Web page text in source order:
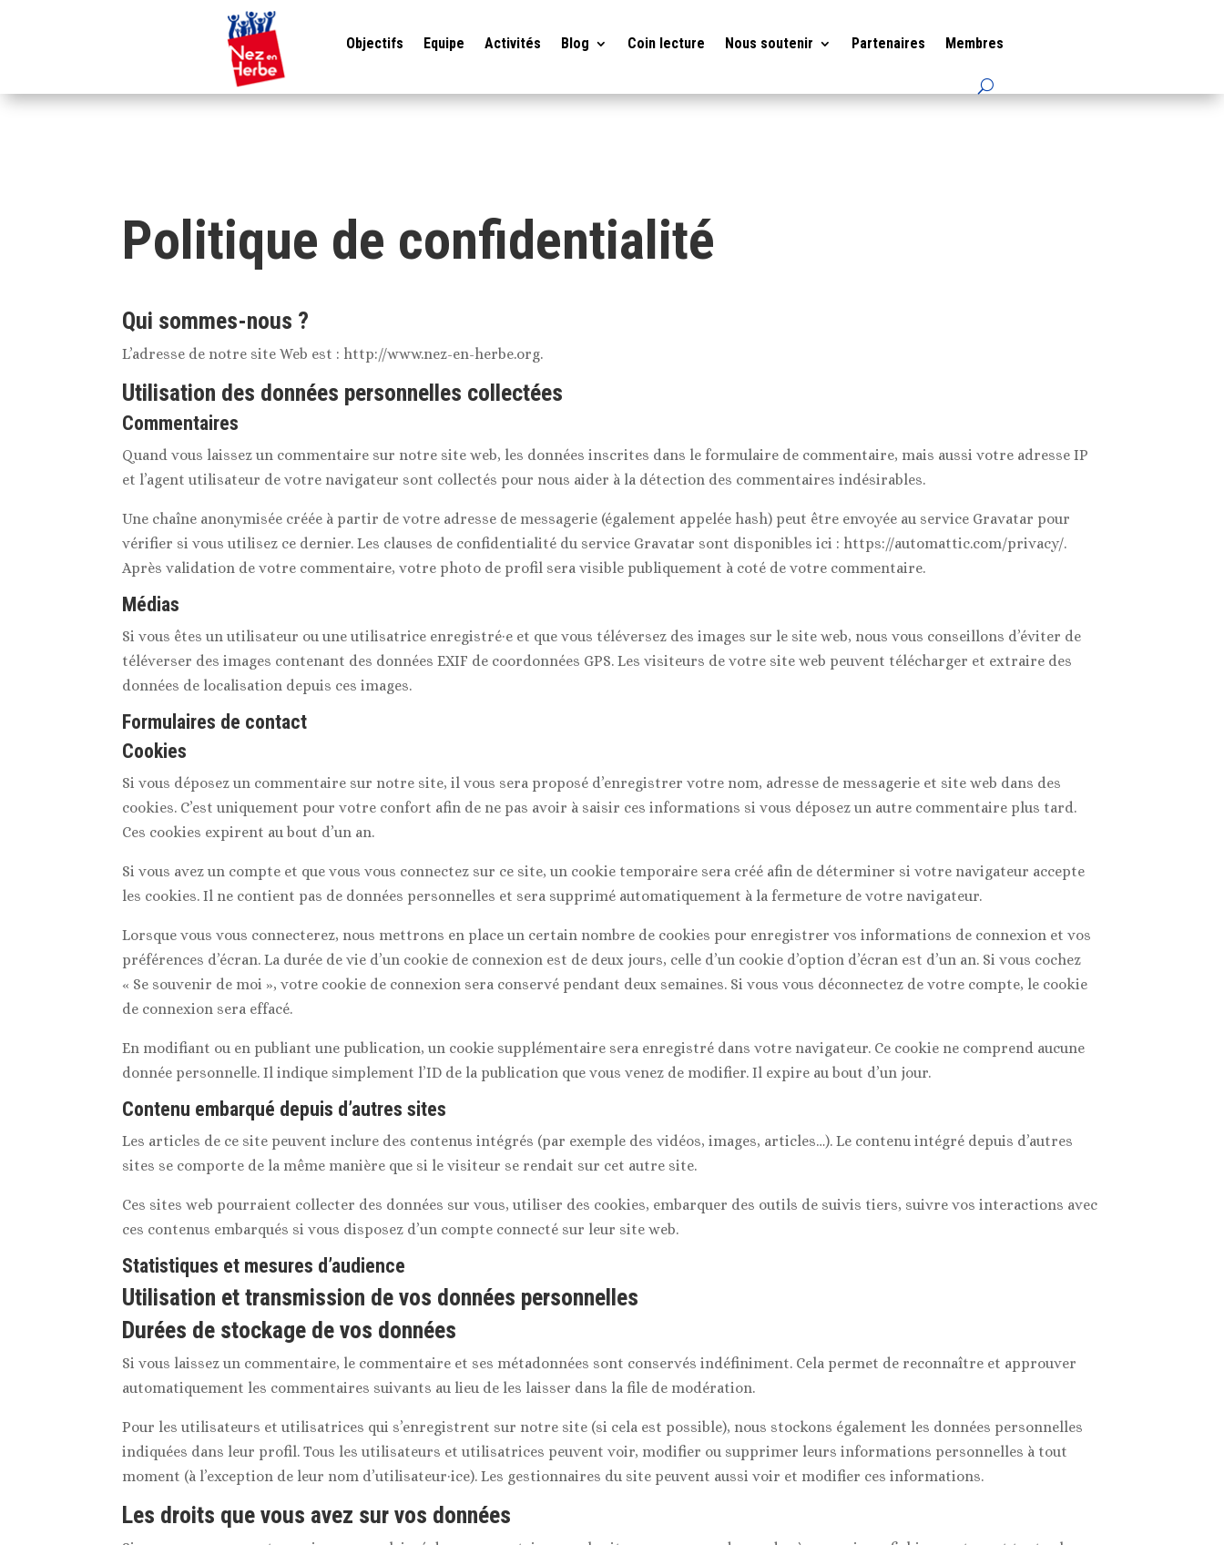
Objectifs Equipe Activités Blog Coin lecture Nous soutenir Partenaires Membres
Politique de confidentialité
Qui sommes-nous ?
L’adresse de notre site Web est : http://www.nez-en-herbe.org.
Utilisation des données personnelles collectées
Commentaires
Quand vous laissez un commentaire sur notre site web, les données inscrites dans le formulaire de commentaire, mais aussi votre adresse IP
et l’agent utilisateur de votre navigateur sont collectés pour nous aider à la détection des commentaires indésirables.
Une chaîne anonymisée créée à partir de votre adresse de messagerie (également appelée hash) peut être envoyée au service Gravatar pour
vérifier si vous utilisez ce dernier. Les clauses de confidentialité du service Gravatar sont disponibles ici : https://automattic.com/privacy/.
Après validation de votre commentaire, votre photo de profil sera visible publiquement à coté de votre commentaire.
Médias
Si vous êtes un utilisateur ou une utilisatrice enregistré·e et que vous téléversez des images sur le site web, nous vous conseillons d’éviter de
téléverser des images contenant des données EXIF de coordonnées GPS. Les visiteurs de votre site web peuvent télécharger et extraire des
données de localisation depuis ces images.
Formulaires de contact
Cookies
Si vous déposez un commentaire sur notre site, il vous sera proposé d’enregistrer votre nom, adresse de messagerie et site web dans des
cookies. C’est uniquement pour votre confort afin de ne pas avoir à saisir ces informations si vous déposez un autre commentaire plus tard.
Ces cookies expirent au bout d’un an.
Si vous avez un compte et que vous vous connectez sur ce site, un cookie temporaire sera créé afin de déterminer si votre navigateur accepte
les cookies. Il ne contient pas de données personnelles et sera supprimé automatiquement à la fermeture de votre navigateur.
Lorsque vous vous connecterez, nous mettrons en place un certain nombre de cookies pour enregistrer vos informations de connexion et vos
préférences d’écran. La durée de vie d’un cookie de connexion est de deux jours, celle d’un cookie d’option d’écran est d’un an. Si vous cochez
« Se souvenir de moi », votre cookie de connexion sera conservé pendant deux semaines. Si vous vous déconnectez de votre compte, le cookie
de connexion sera effacé.
En modifiant ou en publiant une publication, un cookie supplémentaire sera enregistré dans votre navigateur. Ce cookie ne comprend aucune
donnée personnelle. Il indique simplement l’ID de la publication que vous venez de modifier. Il expire au bout d’un jour.
Contenu embarqué depuis d’autres sites
Les articles de ce site peuvent inclure des contenus intégrés (par exemple des vidéos, images, articles…). Le contenu intégré depuis d’autres
sites se comporte de la même manière que si le visiteur se rendait sur cet autre site.
Ces sites web pourraient collecter des données sur vous, utiliser des cookies, embarquer des outils de suivis tiers, suivre vos interactions avec
ces contenus embarqués si vous disposez d’un compte connecté sur leur site web.
Statistiques et mesures d’audience
Utilisation et transmission de vos données personnelles
Durées de stockage de vos données
Si vous laissez un commentaire, le commentaire et ses métadonnées sont conservés indéfiniment. Cela permet de reconnaître et approuver
automatiquement les commentaires suivants au lieu de les laisser dans la file de modération.
Pour les utilisateurs et utilisatrices qui s’enregistrent sur notre site (si cela est possible), nous stockons également les données personnelles
indiquées dans leur profil. Tous les utilisateurs et utilisatrices peuvent voir, modifier ou supprimer leurs informations personnelles à tout
moment (à l’exception de leur nom d’utilisateur·ice). Les gestionnaires du site peuvent aussi voir et modifier ces informations.
Les droits que vous avez sur vos données